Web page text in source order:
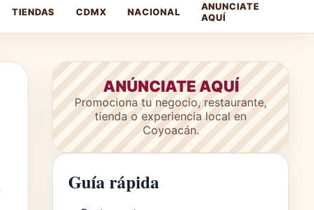
TIENDAS CDMX NACIONAL
ANUNCIATE
AQUÍ
ANÚNCIATE AQUÍ
Promociona tu negocio, restaurante,
tienda o experiencia local en
Coyoacán.
Guía rápida